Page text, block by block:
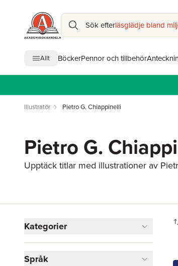
Sök efterläsglädje bland
Allt BöckerPennor och tillbehör
Illustratör Pietro G. Chiappinelli
Pietro G.
Upptäck titlar med illustrationer av
Kategorier
Språk